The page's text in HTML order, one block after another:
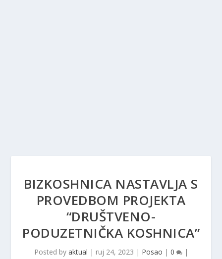
BIZKOSHNICA NASTAVLJA S
PROVEDBOM PROJEKTA
“DRUŠTVENO-
PODUZETNIČKA KOSHNICA”
Posted by aktual | ruj 24, 2023 | Posao | 0 |